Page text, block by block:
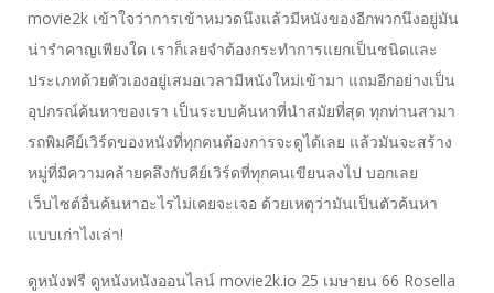
movie2k เข้าใจว่าการเข้าหมวดนึงแล้วมีหนังของอีกพวกนึงอยู่มัน
น่ารำคาญเพียงใด เราก็เลยจำต้องกระทำการแยกเป็นชนิดและ
ประเภทด้วยตัวเองอยู่เสมอเวลามีหนังใหม่เข้ามา แถมอีกอย่างเป็น
อุปกรณ์ค้นหาของเรา เป็นระบบค้นหาที่นำสมัยที่สุด ทุกท่านสามา
รถพิมคีย์เวิร์ดของหนังที่ทุกคนต้องการจะดูได้เลย แล้วมันจะสร้าง
หมู่ที่มีความคล้ายคลึงกับคีย์เวิร์ดที่ทุกคนเขียนลงไป บอกเลย
เว็บไซต์อื่นค้นหาอะไรไม่เคยจะเจอ ด้วยเหตุว่ามันเป็นตัวค้นหา
แบบเก่าไงเล่า!
ดูหนังฟรี ดูหนังหนังออนไลน์ movie2k.io 25 เมษายน 66 Rosella